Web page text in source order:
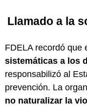
Llamado a la
FDELA recordó que
sistemáticas a los
responsabilizó al
prevención. La
no naturalizar la